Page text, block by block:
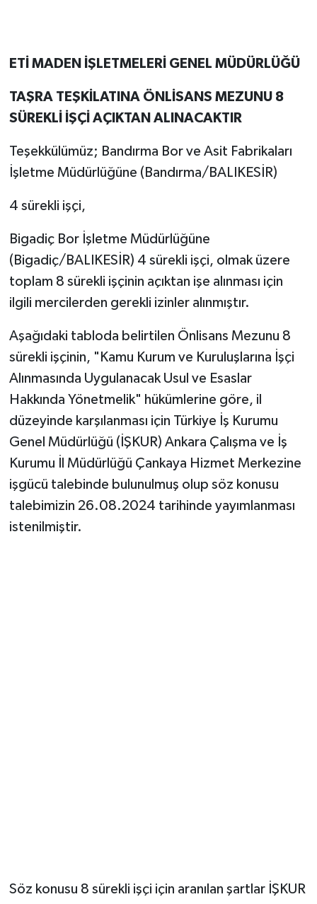
ETİ MADEN İŞLETMELERİ GENEL MÜDÜRLÜĞÜ
TAŞRA TEŞKİLATINA ÖNLİSANS MEZUNU 8
SÜREKLİ İŞÇİ AÇIKTAN ALINACAKTIR
Teşekkülümüz; Bandırma Bor ve Asit Fabrikaları
İşletme Müdürlüğüne (Bandırma/BALIKESİR)
4 sürekli işçi,
Bigadiç Bor İşletme Müdürlüğüne
(Bigadiç/BALIKESİR) 4 sürekli işçi, olmak üzere
toplam 8 sürekli işçinin açıktan işe alınması için
ilgili mercilerden gerekli izinler alınmıştır.
Aşağıdaki tabloda belirtilen Önlisans Mezunu 8
sürekli işçinin, "Kamu Kurum ve Kuruluşlarına İşçi
Alınmasında Uygulanacak Usul ve Esaslar
Hakkında Yönetmelik" hükümlerine göre, il
düzeyinde karşılanması için Türkiye İş Kurumu
Genel Müdürlüğü (İŞKUR) Ankara Çalışma ve İş
Kurumu İl Müdürlüğü Çankaya Hizmet Merkezine
işgücü talebinde bulunulmuş olup söz konusu
talebimizin 26.08.2024 tarihinde yayımlanması
istenilmiştir.
Söz konusu 8 sürekli işçi için aranılan şartlar İŞKUR